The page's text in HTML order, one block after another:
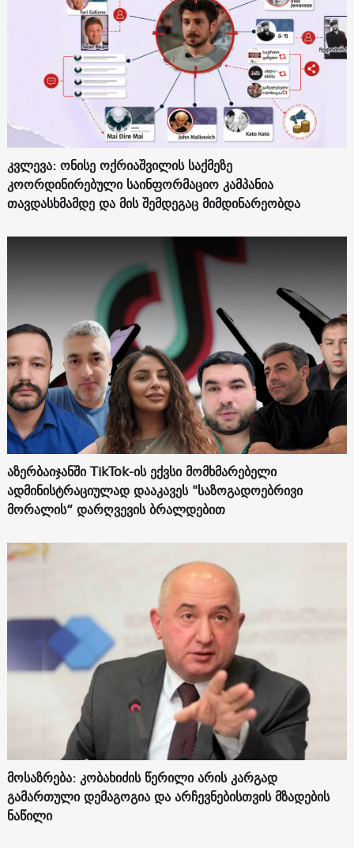
კვლევა: ონისე ოქრიაშვილის საქმეზე
კოორდინირებული საინფორმაციო კამპანია
თავდასხმამდე და მის შემდეგაც მიმდინარეობდა
აზერბაიჯანში TikTok-ის ექვსი მომხმარებელი
ადმინისტრაციულად დააკავეს "საზოგადოებრივი
მორალის“ დარღვევის ბრალდებით
მოსაზრება: კობახიძის წერილი არის კარგად
გამართული დემაგოგია და არჩევნებისთვის მზადების
ნაწილი